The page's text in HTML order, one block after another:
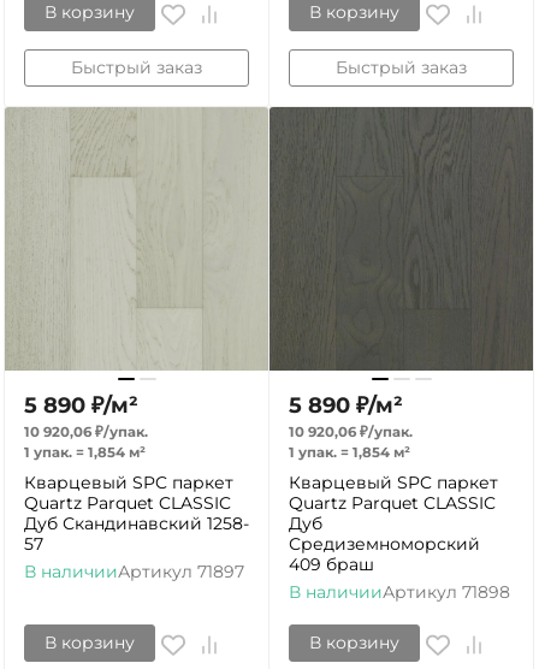
В корзину
Быстрый заказ
В корзину
Быстрый заказ
5 890 ₽/м²
10 920,06 ₽/упак.
1 упак. = 1,854 м²
Кварцевый SPC паркет
Quartz Parquet CLASSIC
Дуб Скандинавский 1258-
57
В наличииАртикул 71897
В корзину
5 890 ₽/м²
10 920,06 ₽/упак.
1 упак. = 1,854 м²
Кварцевый SPC паркет
Quartz Parquet CLASSIC
Дуб
Средиземноморский
409 браш
В наличииАртикул 71898
В корзину